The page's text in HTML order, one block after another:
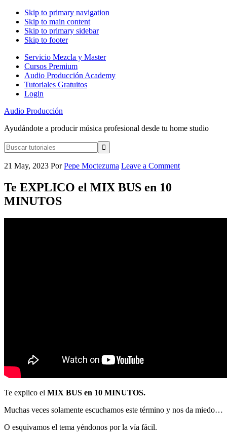
Skip to primary navigation
Skip to main content
Skip to primary sidebar
Skip to footer
Servicio Mezcla y Master
Cursos Premium
Audio Producción Academy
Tutoriales Gratuitos
Login
Audio Producción
Ayudándote a producir música profesional desde tu home studio
Buscar
tutoriales
21 May, 2023 PorPepe Moctezuma Leave a Comment
Te EXPLICO el MIX BUS en 10
MINUTOS
Te explico el MIX BUS en 10 MINUTOS.
Muchas veces solamente escuchamos este término y nos da miedo…
O esquivamos el tema yéndonos por la vía fácil.